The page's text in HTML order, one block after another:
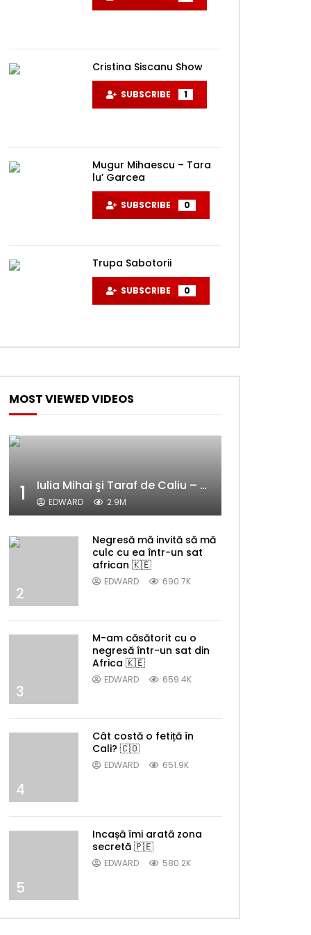
Cristina Siscanu Show
SUBSCRIBE 1
Mugur Mihaescu – Tara
lu’ Garcea
SUBSCRIBE 0
Trupa Sabotorii
SUBSCRIBE 0
MOST VIEWED VIDEOS
1 Iulia Mihai şi Taraf de Caliu – Alelele sălcioară (@#VedetaPopulară)
EDWARD 2.9M
2
Negresă mă invită să mă
culc cu ea într-un sat
african 🇰🇪
EDWARD 690.7K
3
M-am căsătorit cu o
negresă într-un sat din
Africa 🇰🇪
EDWARD 659.4K
4
Cât costă o fetiță în
Cali? 🇨🇴
EDWARD 651.9K
5
Incașă îmi arată zona
secretă 🇵🇪
EDWARD 580.2K